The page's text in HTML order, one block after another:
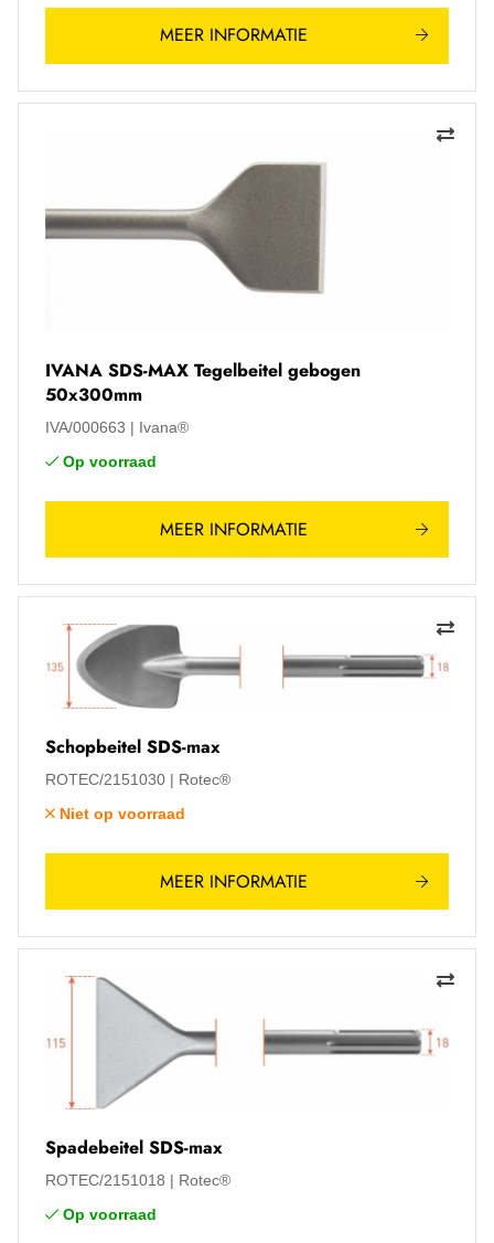
MEER INFORMATIE
IVANA SDS-MAX Tegelbeitel gebogen
50x300mm
IVA/000663
Ivana®
Op voorraad
MEER INFORMATIE
Schopbeitel SDS-max
ROTEC/2151030
Rotec®
Niet op voorraad
MEER INFORMATIE
Spadebeitel SDS-max
ROTEC/2151018
Rotec®
Op voorraad